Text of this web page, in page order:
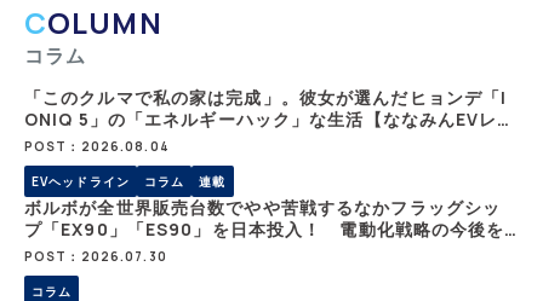
COLUMN
コラム
「このクルマで私の家は完成」。彼女が選んだヒョンデ「I
ONIQ 5」の「エネルギーハック」な生活【ななみんEVレポ
ート その１】
POST：2026.08.04
EVヘッドライン コラム 連載
ボルボが全世界販売台数でやや苦戦するなかフラッグシッ
プ「EX90」「ES90」を日本投入！ 電動化戦略の今後を
予測!!
POST：2026.07.30
コラム